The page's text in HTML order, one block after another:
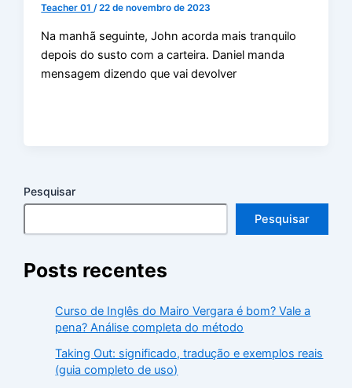
Teacher 01/22 de novembro de 2023
Na manhã seguinte, John acorda mais tranquilo
depois do susto com a carteira. Daniel manda
mensagem dizendo que vai devolver
Pesquisar
Pesquisar
Posts recentes
Curso de Inglês do Mairo Vergara é bom? Vale a
pena? Análise completa do método
Taking Out: significado, tradução e exemplos reais
(guia completo de uso)